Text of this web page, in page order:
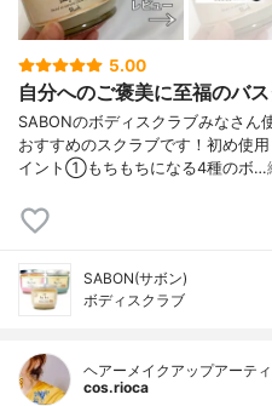
5.00
自分へのご褒美に至福のバス
SABONのボディスクラブみなさん
おすすめのスクラブです！初め使
イント①もちもちになる4種のボ…
SABON(サボン)
ボディスクラブ
ヘアーメイクアップアーティ
cos.rioca